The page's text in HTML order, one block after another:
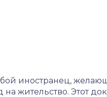
иностранец,
на жительство. Этот